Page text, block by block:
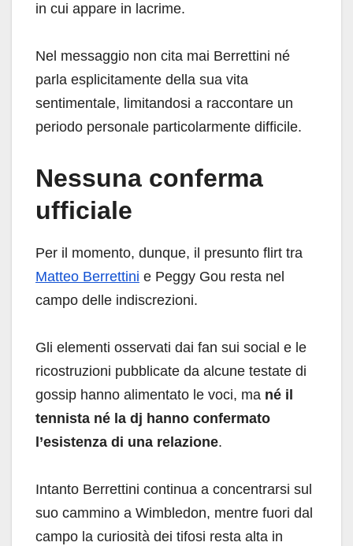
in cui appare in lacrime.
Nel messaggio non cita mai Berrettini né
parla esplicitamente della sua vita
sentimentale, limitandosi a raccontare un
periodo personale particolarmente difficile.
Nessuna conferma
ufficiale
Per il momento, dunque, il presunto flirt tra
Matteo Berrettini e Peggy Gou resta nel
campo delle indiscrezioni.
Gli elementi osservati dai fan sui social e le
ricostruzioni pubblicate da alcune testate di
gossip hanno alimentato le voci, ma né il
tennista né la dj hanno confermato
l’esistenza di una relazione.
Intanto Berrettini continua a concentrarsi sul
suo cammino a Wimbledon, mentre fuori dal
campo la curiosità dei tifosi resta alta in